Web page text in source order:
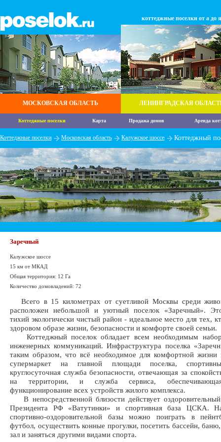
МОСКОВСКАЯ ОБЛАСТЬ
коттеджные поселки от а до я
ЛЕНИНГРАДСКАЯ
Коттеджные поселки Карта Продажа домов Аренда
Коттеджные поселки Московская область Калужское шоссе Коттеджный
Заречный
Калужское шоссе
15 км от МКАД
Общая территория: 12 Га
Количество домовладений: 72
Всего в 15 километрах от суетливой Москвы среди
расположен небольшой и уютный поселок «Заречный».
тихий экологически чистый район - идеальное место для тех,
здоровом образе жизни, безопасности и комфорте своей семьи.
Коттеджный поселок обладает всем необходимым
инженерных коммуникаций. Инфраструктура поселка
таким образом, что всё необходимое для комфортной жизни
супермаркет на главной площади поселка,
круглосуточная служба безопасности, отвечающая за
на территории, и служба сервиса,
функционирование всех устройств жилого комплекса.
В непосредственной близости действует
Президента РФ «Ватутинки» и спортивная база ЦСКА.
спортивно-оздоровительной базы можно поиграть в
футбол, осуществить конные прогулки, посетить бассейн,
зал и заняться другими видами спорта.